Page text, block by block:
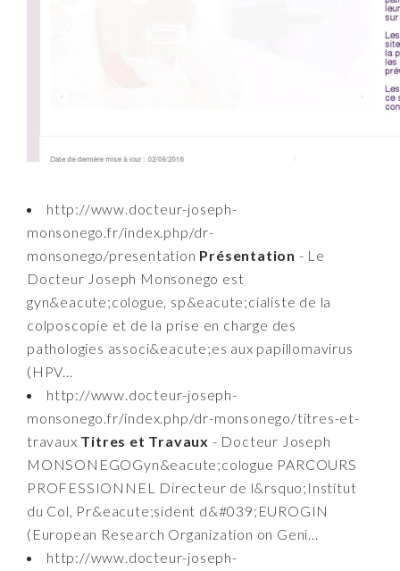
http://www.docteur-joseph-
monsonego.fr/index.php/dr-
monsonego/presentation Présentation - Le
Docteur Joseph Monsonego est
gyn&eacute;cologue, sp&eacute;cialiste de la
colposcopie et de la prise en charge des
pathologies associ&eacute;es aux papillomavirus
(HPV...
http://www.docteur-joseph-
monsonego.fr/index.php/dr-monsonego/titres-et-
travaux Titres et Travaux - Docteur Joseph
MONSONEGOGyn&eacute;cologue PARCOURS
PROFESSIONNEL Directeur de l&rsquo;Institut
du Col, Pr&eacute;sident d&#039;EUROGIN
(European Research Organization on Geni...
http://www.docteur-joseph-